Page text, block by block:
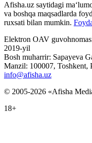
Afisha.uz saytidagi
va boshqa maqsadlarda
ruxsati bilan mumkin.
Elektron OAV
2019-yil
Bosh muharrir: Sapayeva
Manzil: 100007, Toshkent,
info@afisha.uz
© 2005-2026 «Afisha
18+